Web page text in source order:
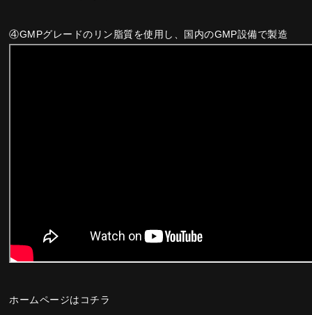
④GMPグレードのリン脂質を使用し、国内のGMP設備で製造
ホームページはコチラ